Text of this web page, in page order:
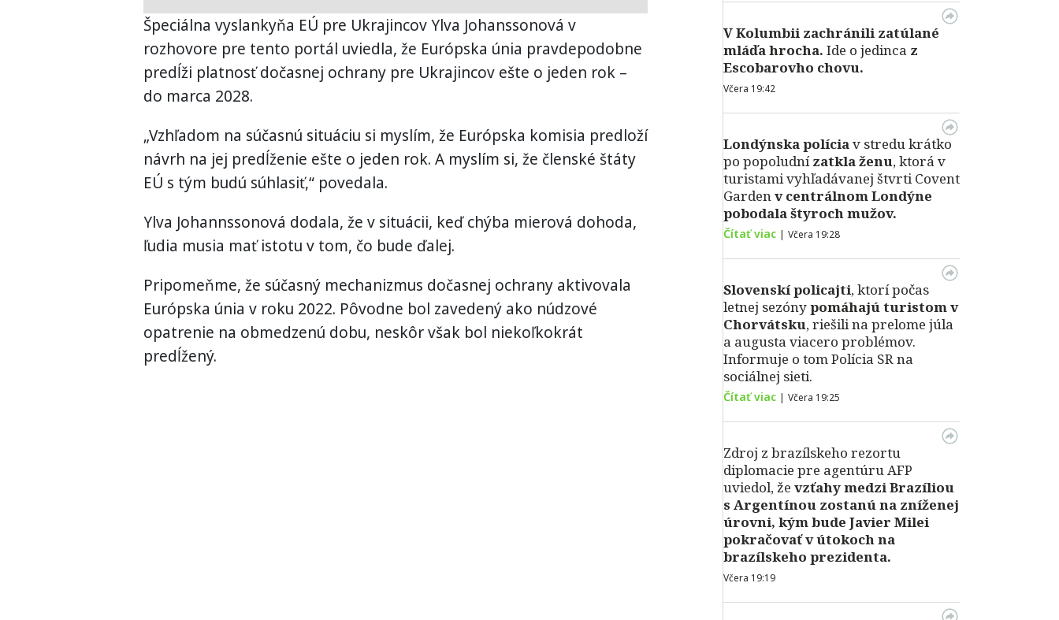
Špeciálna vyslankyňa EÚ pre Ukrajincov Ylva Johanssonová v
rozhovore pre tento portál uviedla, že Európska únia pravdepodobne
predĺži platnosť dočasnej ochrany pre Ukrajincov ešte o jeden rok –
do marca 2028.
„Vzhľadom na súčasnú situáciu si myslím, že Európska komisia predloží
návrh na jej predĺženie ešte o jeden rok. A myslím si, že členské štáty
EÚ s tým budú súhlasiť,“ povedala.
Ylva Johannssonová dodala, že v situácii, keď chýba mierová dohoda,
ľudia musia mať istotu v tom, čo bude ďalej.
Pripomeňme, že súčasný mechanizmus dočasnej ochrany aktivovala
Európska únia v roku 2022. Pôvodne bol zavedený ako núdzové
opatrenie na obmedzenú dobu, neskôr však bol niekoľkokrát
predĺžený.
V Kolumbii zachránili zatúlané
mláďa hrocha. Ide o jedinca z
Escobarovho chovu.
Včera 19:42
Londýnska políciav stredu krátko
po popoludnízatkla ženu, ktorá v
turistami vyhľadávanej štvrti Covent
Gardenv centrálnom Londýne
pobodala štyroch mužov.
Čítať viac | Včera 19:28
Slovenskí policajti, ktorí počas
letnej sezónypomáhajú turistom v
Chorvátsku, riešili na prelome júla
a augusta viacero problémov.
Informuje o tom Polícia SR na
sociálnej sieti.
Čítať viac | Včera 19:25
Zdroj z brazílskeho rezortu
diplomacie pre agentúru AFP
uviedol, že vzťahy medzi Brazíliou
s Argentínou zostanú na zníženej
úrovni, kým bude Javier Milei
pokračovať v útokoch na
brazílskeho prezidenta.
Včera 19:19